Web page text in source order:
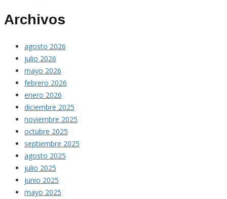
Archivos
agosto 2026
julio 2026
mayo 2026
febrero 2026
enero 2026
diciembre 2025
noviembre 2025
octubre 2025
septiembre 2025
agosto 2025
julio 2025
junio 2025
mayo 2025